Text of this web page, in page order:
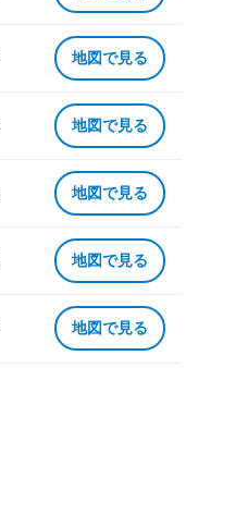
地図で見る
地図で見る
地図で見る
地図で見る
地図で見る